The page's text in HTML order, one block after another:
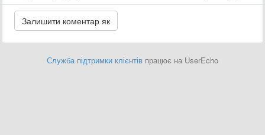
Служба підтримки клієнтів працює на UserEcho